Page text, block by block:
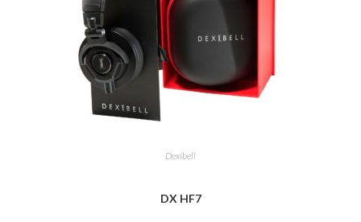
Dexibell
DX HF7